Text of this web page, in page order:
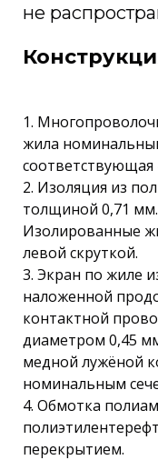
не
1.
жила
соответствующая
2. Изоляция из
толщиной 0,71 мм.
Изолированные
левой скруткой.
3. Экран по жиле
наложенной
контактной
диаметром 0,45
медной лужёной
номинальным
4. Обмотка
перекрытием.